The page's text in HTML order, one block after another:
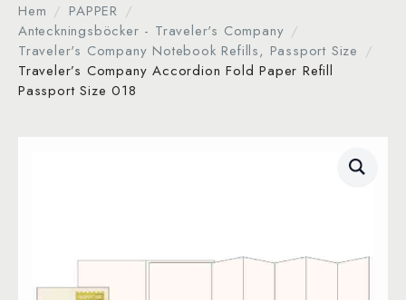
Hem
PAPPER
Anteckningsböcker - Traveler's Company
Traveler's Company Notebook Refills, Passport Size
Traveler’s Company Accordion Fold Paper Refill
Passport Size 018